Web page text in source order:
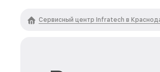
Сервисный центр Infratech в